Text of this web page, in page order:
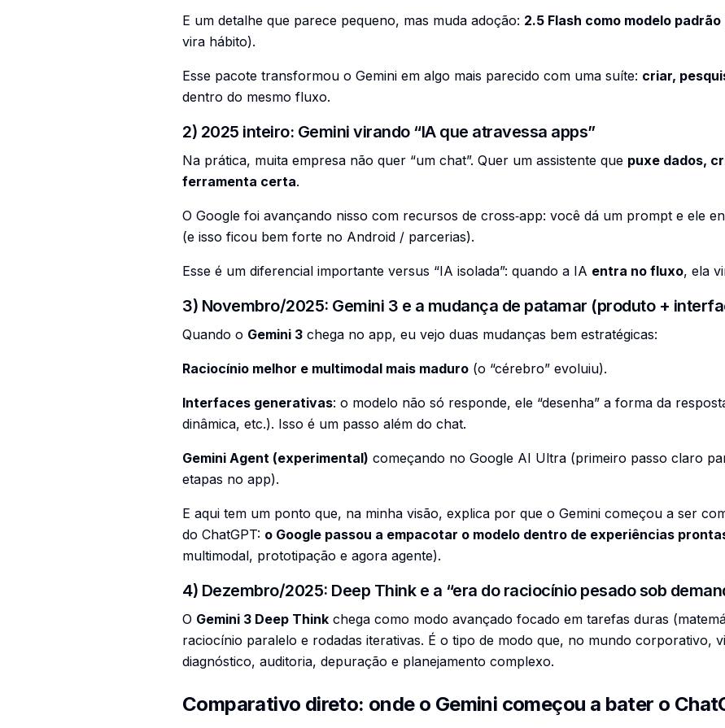
E um detalhe que parece pequeno, mas muda adoção: 2.5 Flash como modelo padrão
vira hábito).
Esse pacote transformou o Gemini em algo mais parecido com uma suíte: criar,
dentro do mesmo fluxo.
2) 2025 inteiro: Gemini virando “IA que atravessa apps”
Na prática, muita empresa não quer “um chat”. Quer um assistente que puxe dados,
ferramenta certa.
O Google foi avançando nisso com recursos de cross‑app: você dá um prompt e ele
(e isso ficou bem forte no Android / parcerias).
Esse é um diferencial importante versus “IA isolada”: quando a IA entra no fluxo, ela
3) Novembro/2025: Gemini 3 e a mudança de patamar (produto +
Quando o Gemini 3 chega no app, eu vejo duas mudanças bem estratégicas:
Raciocínio melhor e multimodal mais maduro (o “cérebro” evoluiu).
Interfaces generativas: o modelo não só responde, ele “desenha” a forma da
dinâmica, etc.). Isso é um passo além do chat.
Gemini Agent (experimental) começando no Google AI Ultra (primeiro passo claro
etapas no app).
E aqui tem um ponto que, na minha visão, explica por que o Gemini começou a ser
do ChatGPT: o Google passou a empacotar o modelo dentro de experiências
multimodal, prototipação e agora agente).
4) Dezembro/2025: Deep Think e a “era do raciocínio pesado sob
O Gemini 3 Deep Think chega como modo avançado focado em tarefas duras
raciocínio paralelo e rodadas iterativas. É o tipo de modo que, no mundo corporativo,
diagnóstico, auditoria, depuração e planejamento complexo.
Comparativo direto: onde o Gemini começou a bater o